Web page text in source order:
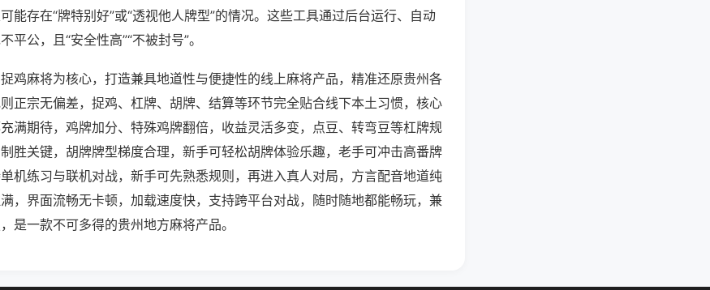
能存在“牌特别好”或“透视他人牌型”的情况。这些工具通过后台运行、自动
平公，且“安全性高”“不被封号”。
鸡麻将为核心，打造兼具地道性与便捷性的线上麻将产品，精准还原贵州各
正宗无偏差，捉鸡、杠牌、胡牌、结算等环节完全贴合线下本土习惯，核心
满期待，鸡牌加分、特殊鸡牌翻倍，收益灵活多变，点豆、转弯豆等杠牌规
胜关键，胡牌牌型梯度合理，新手可轻松胡牌体验乐趣，老手可冲击高番牌
机练习与联机对战，新手可先熟悉规则，再进入真人对局，方言配音地道纯
，界面流畅无卡顿，加载速度快，支持跨平台对战，随时随地都能畅玩，兼
是一款不可多得的贵州地方麻将产品。